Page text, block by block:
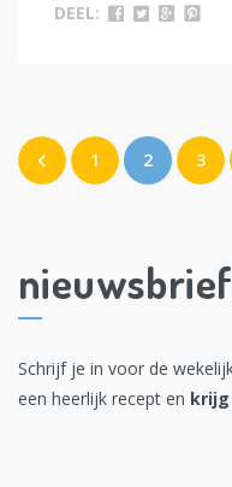
DEEL:
1 2 3
nieuwsbrief
Schrijf je in voor de
een heerlijk recept en